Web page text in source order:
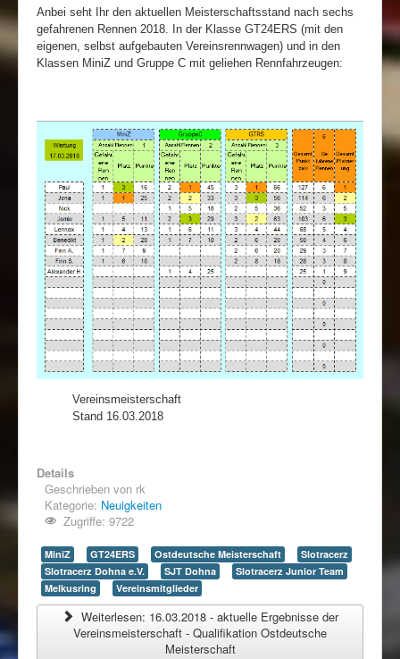
Anbei seht Ihr den aktuellen Meisterschaftsstand nach sechs
gefahrenen Rennen 2018. In der Klasse GT24ERS (mit den
eigenen, selbst aufgebauten Vereinsrennwagen) und in den
Klassen MiniZ und Gruppe C mit geliehen Rennfahrzeugen:
Vereinsmeisterschaft
Stand 16.03.2018
Details
Geschrieben von rk
Kategorie: Neuigkeiten
Zugriffe: 9722
MiniZ GT24ERS Ostdeutsche Meisterschaft
Slotracerz
Slotracerz Dohna e.V.
SJT Dohna
Slotracerz Junior Team
Melkusring
Vereinsmitglieder
Weiterlesen: 16.03.2018 - aktuelle Ergebnisse der
Vereinsmeisterschaft - Qualifikation Ostdeutsche
Meisterschaft